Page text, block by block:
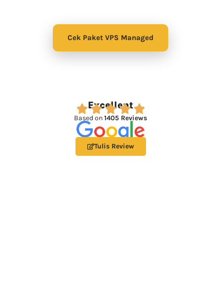
Cek Paket VPS Managed
Excellent
Based on1405 Reviews
Tulis Review